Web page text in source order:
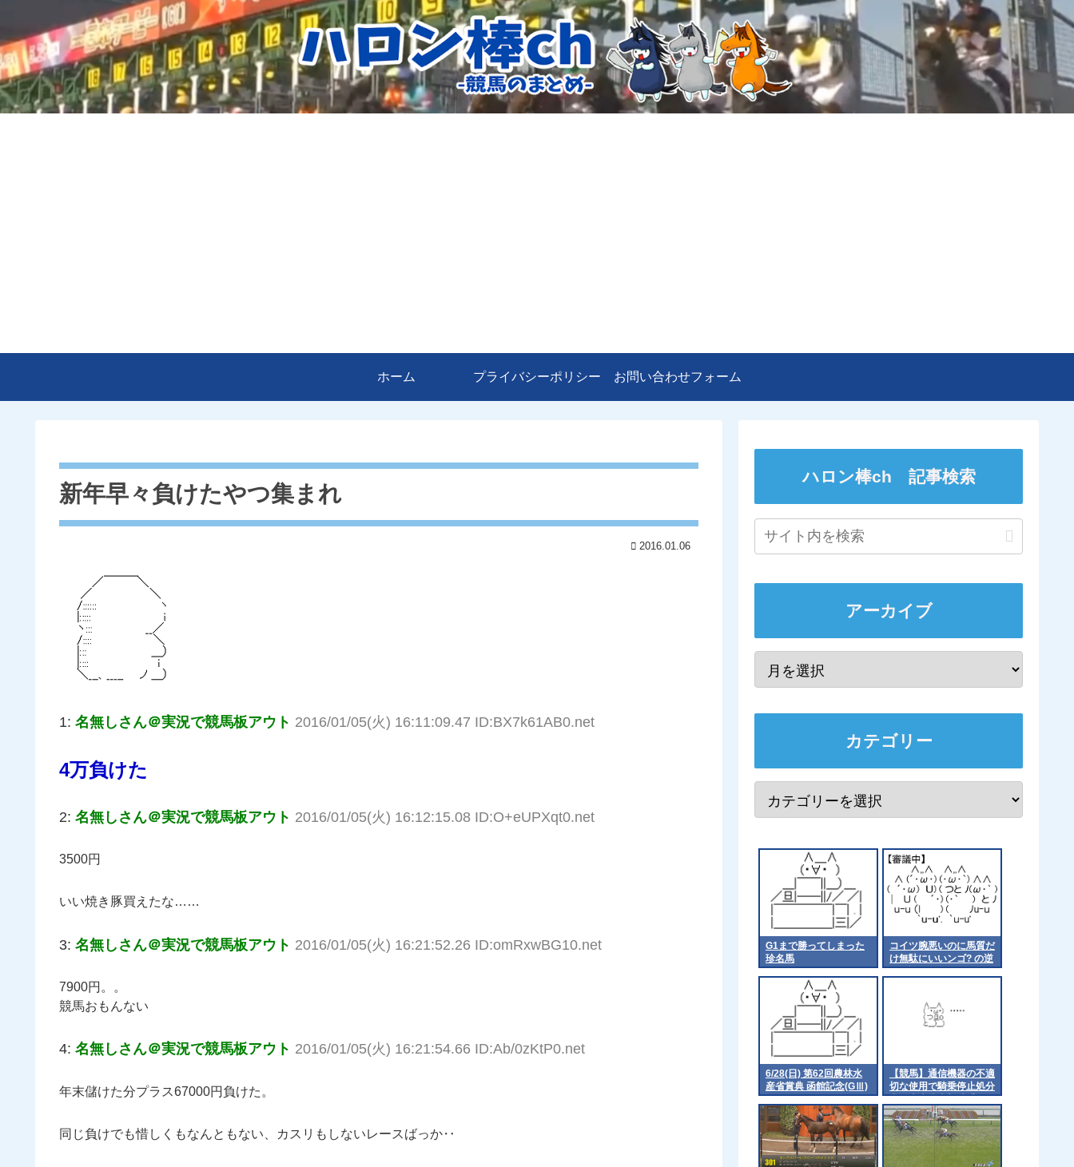
ホーム プライバシーポリシー お問い合わせフォーム
新年早々負けたやつ集まれ
2016.01.06
1: 名無しさん＠実況で競馬板アウト 2016/01/05(火) 16:11:09.47 ID:BX7k61AB0.net
4万負けた
2: 名無しさん＠実況で競馬板アウト 2016/01/05(火) 16:12:15.08 ID:O+eUPXqt0.net
3500円
いい焼き豚買えたな……
3: 名無しさん＠実況で競馬板アウト 2016/01/05(火) 16:21:52.26 ID:omRxwBG10.net
7900円。。
競馬おもんない
4: 名無しさん＠実況で競馬板アウト 2016/01/05(火) 16:21:54.66 ID:Ab/0zKtP0.net
年末儲けた分プラス67000円負けた。
同じ負けでも惜しくもなんともない、カスリもしないレースばっか‥
ハロン棒ch 記事検索
アーカイブ
カテゴリー
G1まで勝ってしまった
珍名馬
コイツ腕悪いのに馬質だ
け無駄にいいンゴ? の逆
って誰や
6/28(日) 第62回農林水
産省賞典 函館記念(GⅢ)
part1
【競馬】通信機器の不適
切な使用で騎乗停止処分
中 大山龍太郎騎手が１
日付で引退「この世界か
ら離れる決意をしまし
た」 [Anonymous★]